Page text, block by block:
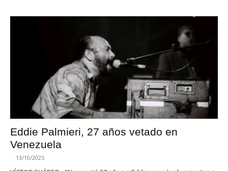
Eddie Palmieri, 27 años vetado en
Venezuela
- 13/10/2025